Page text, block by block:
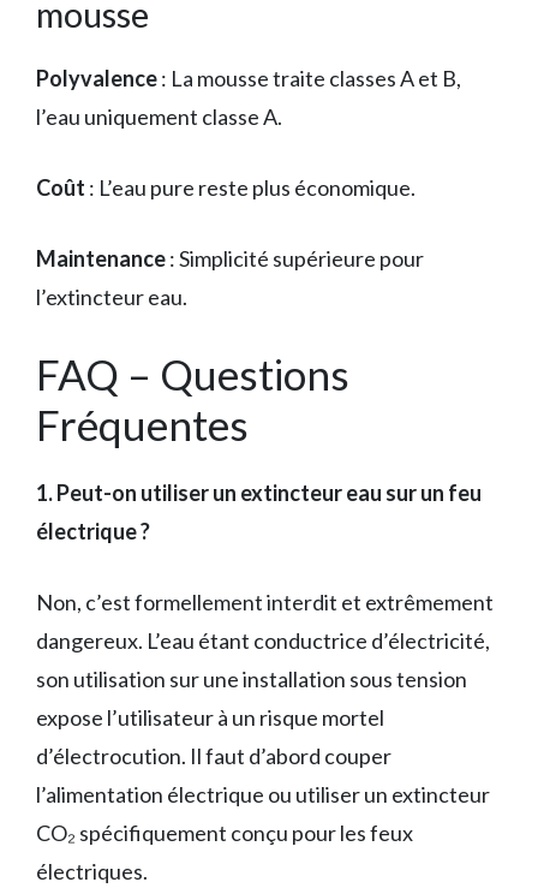
mousse
Polyvalence: La mousse traite classes A et B,
l’eau uniquement classe A.
Coût : L’eau pure reste plus économique.
Maintenance: Simplicité supérieure pour
l’extincteur eau.
FAQ – Questions
Fréquentes
1. Peut-on utiliser un extincteur eau sur un feu
électrique ?
Non, c’est formellement interdit et extrêmement
dangereux. L’eau étant conductrice d’électricité,
son utilisation sur une installation sous tension
expose l’utilisateur à un risque mortel
d’électrocution. Il faut d’abord couper
l’alimentation électrique ou utiliser un extincteur
CO₂ spécifiquement conçu pour les feux
électriques.